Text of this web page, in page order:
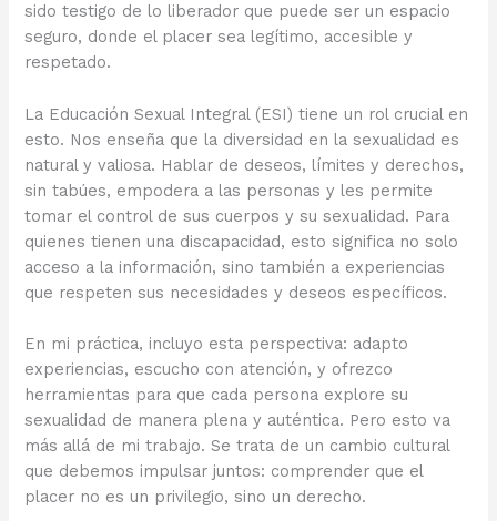
sido testigo de lo liberador que puede ser un espacio
seguro, donde el placer sea legítimo, accesible y
respetado.
La Educación Sexual Integral (ESI) tiene un rol crucial en
esto. Nos enseña que la diversidad en la sexualidad es
natural y valiosa. Hablar de deseos, límites y derechos,
sin tabúes, empodera a las personas y les permite
tomar el control de sus cuerpos y su sexualidad. Para
quienes tienen una discapacidad, esto significa no solo
acceso a la información, sino también a experiencias
que respeten sus necesidades y deseos específicos.
En mi práctica, incluyo esta perspectiva: adapto
experiencias, escucho con atención, y ofrezco
herramientas para que cada persona explore su
sexualidad de manera plena y auténtica. Pero esto va
más allá de mi trabajo. Se trata de un cambio cultural
que debemos impulsar juntos: comprender que el
placer no es un privilegio, sino un derecho.